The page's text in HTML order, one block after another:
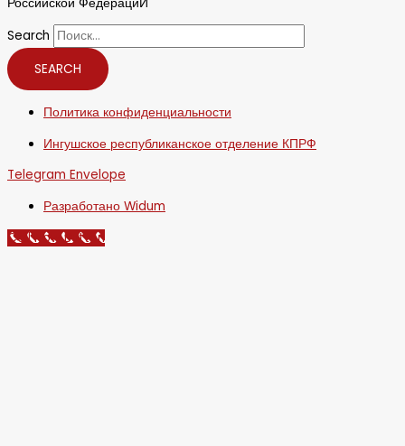
Search
SEARCH
Политика конфиденциальности
Ингушское республиканское отделение КПРФ
Telegram Envelope
Разработано Widum
Call Now Button